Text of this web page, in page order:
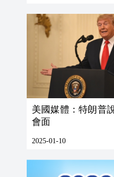
美國媒體：特朗普
會面
2025-01-10